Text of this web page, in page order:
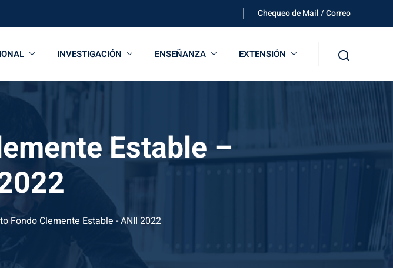
Chequeo de Mail / Correo
INVESTIGACIÓN ENSEÑANZA EXTENSIÓN
Estable –
Fondo Clemente Estable - ANII 2022